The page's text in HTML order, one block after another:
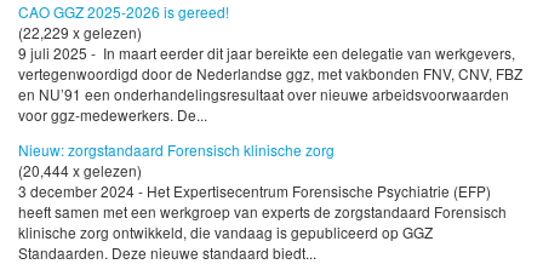
CAO GGZ 2025-2026 is gereed!
(22,229 x gelezen)
9 juli 2025 - In maart eerder dit jaar bereikte een delegatie van werkgevers,
vertegenwoordigd door de Nederlandse ggz, met vakbonden FNV, CNV, FBZ
en NU’91 een onderhandelingsresultaat over nieuwe arbeidsvoorwaarden
voor ggz-medewerkers. De...
Nieuw: zorgstandaard Forensisch klinische zorg
(20,444 x gelezen)
3 december 2024 - Het Expertisecentrum Forensische Psychiatrie (EFP)
heeft samen met een werkgroep van experts de zorgstandaard Forensisch
klinische zorg ontwikkeld, die vandaag is gepubliceerd op GGZ
Standaarden. Deze nieuwe standaard biedt...